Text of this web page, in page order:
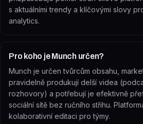
s aktuálními trendy a klíčovými slovy
analytics.
Pro koho je Munch určen?
Munch je určen tvůrcům obsahu,
pravidelně produkují delší videa
rozhovory) a potřebují je efektivně
sociální sítě bez ručního střihu.
kolaborativní editaci pro týmy.